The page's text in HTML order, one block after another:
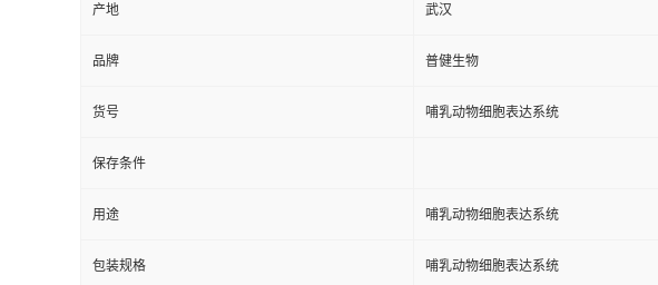
产地 武汉
品牌 普健生物
货号 哺乳动物细胞表达系统
保存条件
用途 哺乳动物细胞表达系统
包装规格 哺乳动物细胞表达系统